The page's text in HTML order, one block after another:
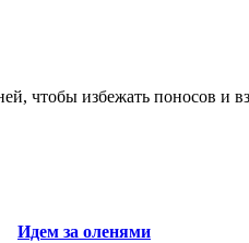
чтобы избежать поносов и
Идем за оленями